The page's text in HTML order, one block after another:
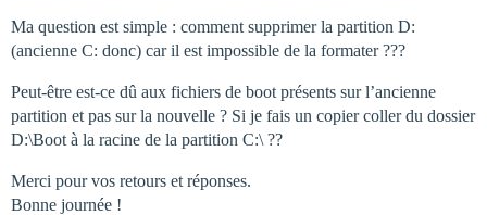
Ma question est simple : comment supprimer la partition D:
(ancienne C: donc) car il est impossible de la formater ???
Peut-être est-ce dû aux fichiers de boot présents sur l’ancienne
partition et pas sur la nouvelle ? Si je fais un copier coller du dossier
D:\Boot à la racine de la partition C:\ ??
Merci pour vos retours et réponses.
Bonne journée !